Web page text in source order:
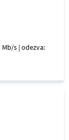
s | odezva: